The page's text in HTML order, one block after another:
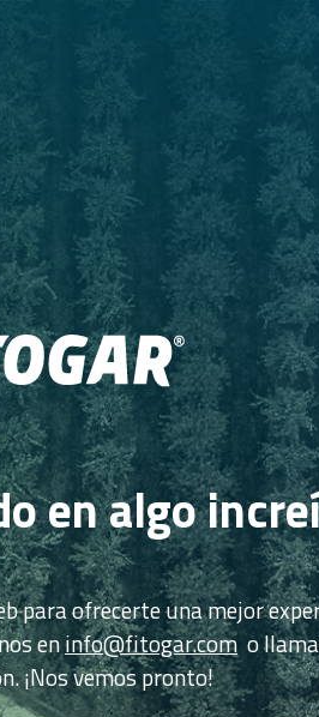
en algo
para ofrecerte una mejor
eninfo@fitogar.como
¡Nos vemos pronto!